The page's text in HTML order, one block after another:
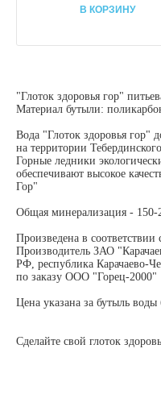
В КОРЗИНУ
"Глоток здоровья гор"
Материал бутыли:
Вода "Глоток здоровья гор"
на территории
Горные ледники
обеспечивают высокое
Гор"
Общая минерализация - 150-
Произведена в
Производитель ЗАО
РФ, республика Карачаево-
по заказу ООО "Горец-2000"
Цена указана за бутыль
Сделайте свой глоток